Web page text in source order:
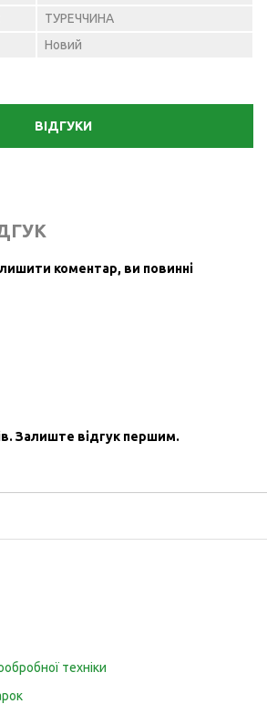
ТУРЕЧЧИНА
Новий
ВІДГУКИ
коментар, ви повинні
Залиште відгук першим.
техніки